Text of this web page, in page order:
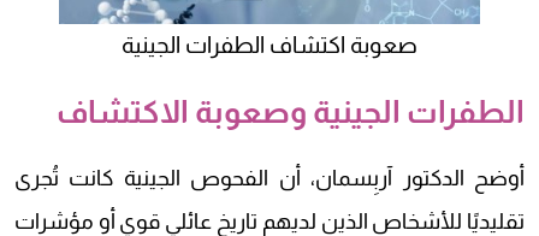
صعوبة اكتشاف الطفرات الجينية
الطفرات الجينية وصعوبة الاكتشاف
أوضح الدكتور آربِسمان، أن الفحوص الجينية كانت تُجرى
تقليديًا للأشخاص الذين لديهم تاريخ عائلي قوي أو مؤشرات